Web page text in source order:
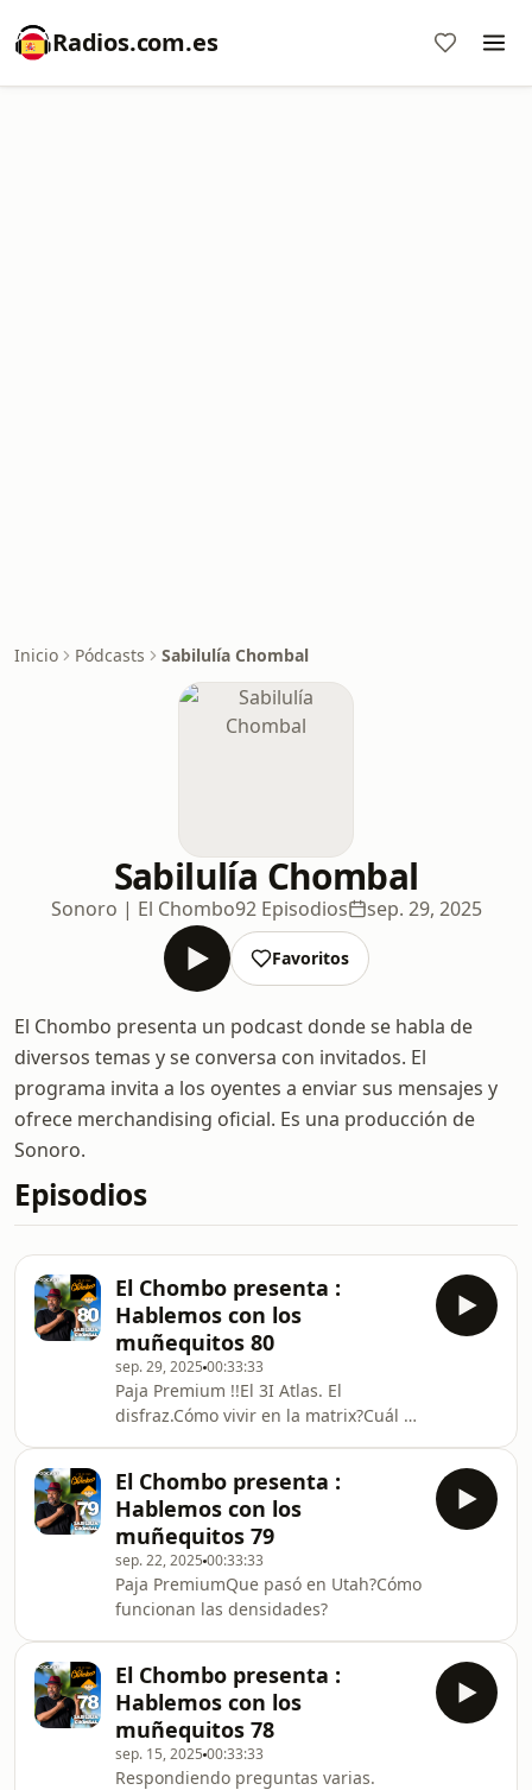
Radios.com.es
Inicio Pódcasts Sabilulía Chombal
Sabilulía Chombal
Sonoro | El Chombo92 Episodios sep. 29, 2025
Favoritos
El Chombo presenta un podcast donde se habla de
diversos temas y se conversa con invitados. El
programa invita a los oyentes a enviar sus mensajes y
ofrece merchandising oficial. Es una producción de
Sonoro.
Episodios
El Chombo presenta :
Hablemos con los
muñequitos 80
sep. 29, 2025 00:33:33
Paja Premium !!El 3I Atlas. El
disfraz.Cómo vivir en la matrix?Cuál es
temas?
El Chombo presenta :
Hablemos con los
muñequitos 79
sep. 22, 2025 00:33:33
Paja PremiumQue pasó en Utah?Cómo
funcionan las densidades?
El Chombo presenta :
Hablemos con los
muñequitos 78
sep. 15, 2025 00:33:33
Respondiendo preguntas varias.